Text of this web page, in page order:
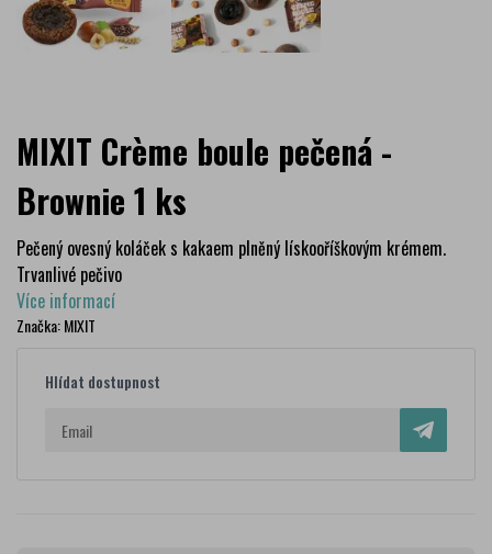
MIXIT Crème boule pečená -
Brownie 1 ks
Pečený ovesný koláček s kakaem plněný lískooříškovým krémem.
Trvanlivé pečivo
Více informací
Značka:MIXIT
Hlídat dostupnost